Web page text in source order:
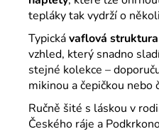
tepláky tak vydrží o
Typickávaflová struktura
vzhled, který snadno
stejné kolekce –
mikinou a čepičkou nebo
Ručně šité s láskou v
Českého ráje a